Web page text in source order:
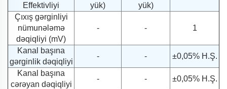
Effektivliyi
yük)
yük)
Çıxış gərginliyi
nümunələmə
dəqiqliyi (mV)
- - 1
Kanal başına
gərginlik dəqiqliyi
- -
±0,05% H.Ş.
Kanal başına
cərəyan dəqiqliyi
- -
±0,05% H.Ş.